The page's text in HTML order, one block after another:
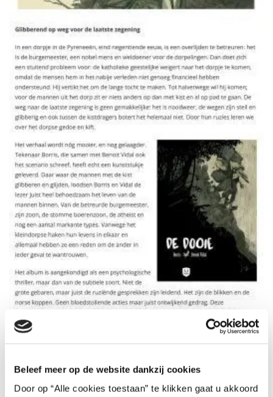
Beleef meer op de website dankzij cookies
Door op “Alle cookies toestaan” te klikken gaat u akkoord